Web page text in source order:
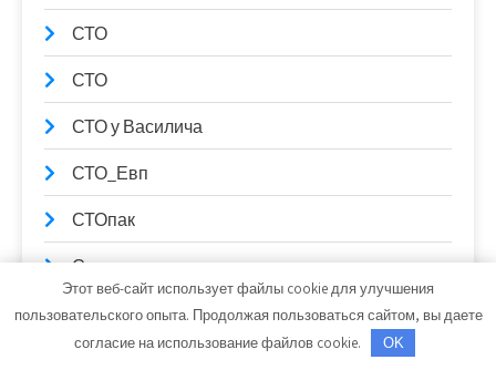
СТО
СТО
СТО у Василича
СТО_Евп
СТОпак
Стрельна, комплекс
Студия чип-тюнинга Источник мощности
Сун, банно-прачечный комплекс
Этот веб-сайт использует файлы cookie для улучшения
пользовательского опыта. Продолжая пользоваться сайтом, вы даете
согласие на использование файлов cookie.
OK